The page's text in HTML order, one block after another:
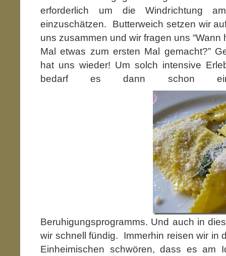
erforderlich um die Windrichtung
einzuschätzen. Butterweich setzen wir
uns zusammen und wir fragen uns
Mal etwas zum ersten Mal gemacht?”
hat uns wieder! Um solch intensive
bedarf es dann schon
Beruhigungsprogramms. Und auch in
wir schnell fündig. Immerhin reisen wir in
Einheimischen schwören, dass es am